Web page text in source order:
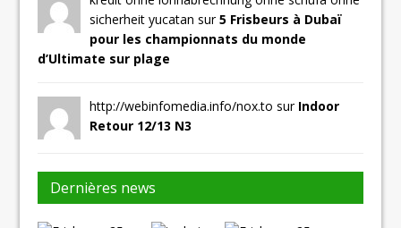
sicherheit yucatan sur5 Frisbeurs à Dubaï
pour les championnats du monde
d’Ultimate sur plage
http://webinfomedia.info/nox.to sur Indoor
Retour 12/13 N3
Dernières news